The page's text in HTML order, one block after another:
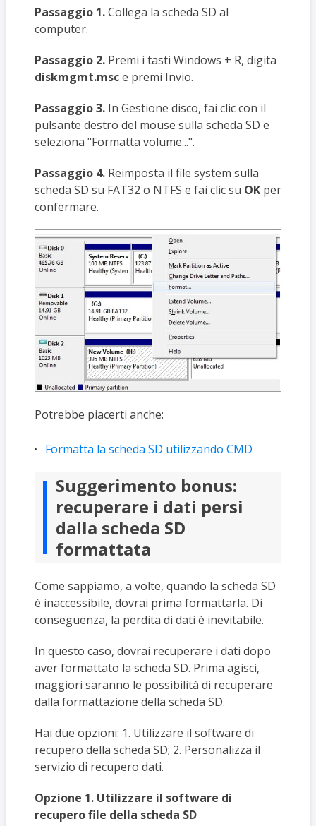
Passaggio 1.Collega la scheda SD al
computer.
Passaggio 2.Premi i tasti Windows + R, digita
diskmgmt.msce premi Invio.
Passaggio 3.In Gestione disco, fai clic con il
pulsante destro del mouse sulla scheda SD e
seleziona "Formatta volume...".
Passaggio 4.Reimposta il file system sulla
scheda SD su FAT32 o NTFS e fai clic su OKper
confermare.
Potrebbe piacerti anche:
Formatta la scheda SD utilizzando CMD
Suggerimento bonus:
recuperare i dati persi
dalla scheda SD
formattata
Come sappiamo, a volte, quando la scheda SD
è inaccessibile, dovrai prima formattarla. Di
conseguenza, la perdita di dati è inevitabile.
In questo caso, dovrai recuperare i dati dopo
aver formattato la scheda SD. Prima agisci,
maggiori saranno le possibilità di recuperare
dalla formattazione della scheda SD.
Hai due opzioni: 1. Utilizzare il software di
recupero della scheda SD; 2. Personalizza il
servizio di recupero dati.
Opzione 1. Utilizzare il software di
recupero file della scheda SD